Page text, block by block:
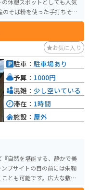
休憩スポットとしても人気
きます。特に、幌加内町は
り、風味豊かなそばは絶品
幌
場やキャンプ場、テニスコ
園内を散策するのもおすす
どの景勝地もあり、ツーリ
お気に入り
自然を堪能する、静かで美
プサイトの目の前には朱鞠
とも可能です。広大な敷地
には星空を堪能できます。
駐車： 駐車場あり
予算： 1000円
混雑： 少し空いている
滞在： 1時間
施設： 屋外